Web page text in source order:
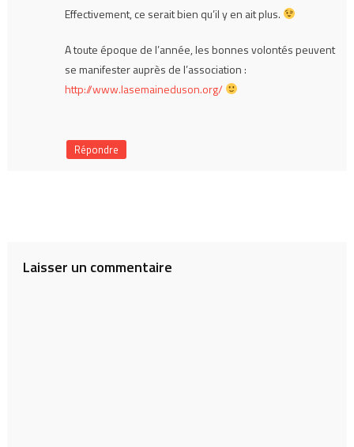
Effectivement, ce serait bien qu’il y en ait plus.
A toute époque de l’année, les bonnes volontés peuvent
se manifester auprès de l’association :
http://www.lasemaineduson.org/
Répondre
Laisser un commentaire